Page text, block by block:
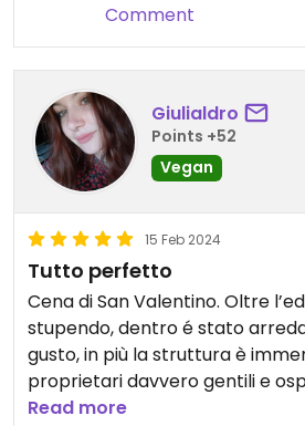
Comment
Giulialdro
Points +52
Vegan
15 Feb 2024
Tutto perfetto
Cena di San Valentino. Oltre
stupendo, dentro é stato
gusto, in più la struttura è
proprietari davvero gentili e
davvero buonissime. Insomma
Read more